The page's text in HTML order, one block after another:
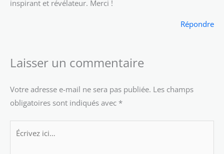
inspirant et révélateur. Merci !
Répondre
Laisser un commentaire
Votre adresse e-mail ne sera pas publiée. Les champs
obligatoires sont indiqués avec *
Écrivez